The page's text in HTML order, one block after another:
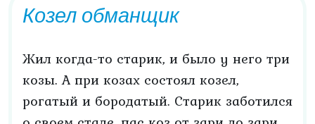
Козел обманщик
Жил когда-то старик, и было у него три
козы. А при козах состоял козел,
рогатый и бородатый. Старик заботился